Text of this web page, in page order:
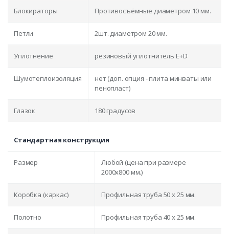
Блокираторы Противосъёмные диаметром 10 мм.
Петли 2шт. диаметром 20 мм.
Уплотнение резиновый уплотнитель E+D
Шумотеплоизоляция
нет (доп. опция - плита минваты или
пенопласт)
Глазок 180 градусов
Стандартная конструкция
Размер
Любой (цена при размере
2000x800 мм.)
Коробка (каркас) Профильная труба 50 х 25 мм.
Полотно Профильная труба 40 х 25 мм.